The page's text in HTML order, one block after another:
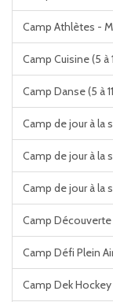
Camp Athlètes -
Camp Cuisine (5 à
Camp Danse (5 à
Camp de jour à la
Camp de jour à la
Camp de jour à la
Camp Découverte
Camp Défi Plein Air
Camp Dek Hockey